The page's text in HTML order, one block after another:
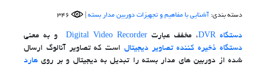
دسته بندی: آشنایی با مفاهیم و تجهیزات دوربین مدار بسته
دستگاه DVR ، مخفف عبارت Digital Video Recorder و به معنی
دستگاه ذخیره کننده تصاویر دیجیتال است که تصاویر آنالوگ ارسال
شده از دوربین های مدار بسته را تبدیل به دیجیتال و بر روی هارد